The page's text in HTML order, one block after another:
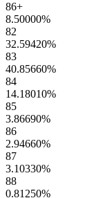
86+
8.50000%
82
32.59420%
83
40.85660%
84
14.18010%
85
3.86690%
86
2.94660%
87
3.10330%
88
0.81250%